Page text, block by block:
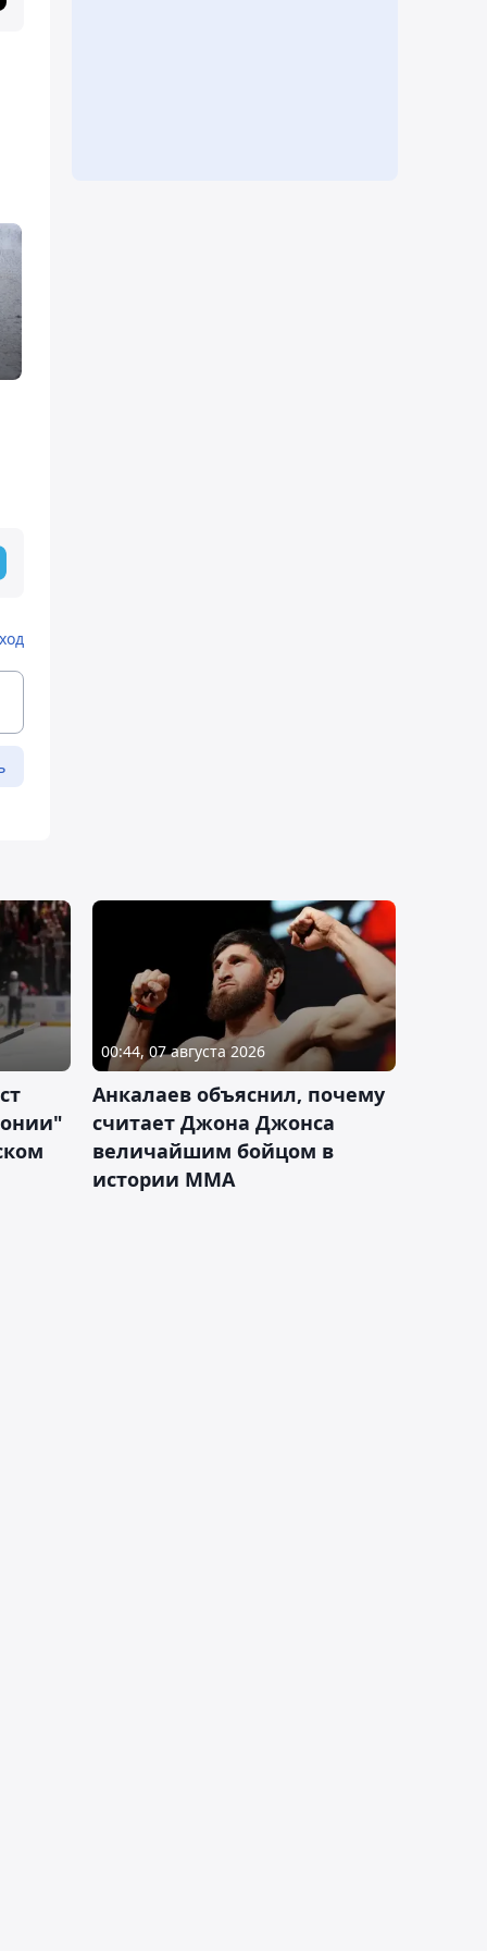
00:44, 07 августа 2026
Анкалаев объяснил, почему
считает Джона Джонса
величайшим бойцом в
истории ММА